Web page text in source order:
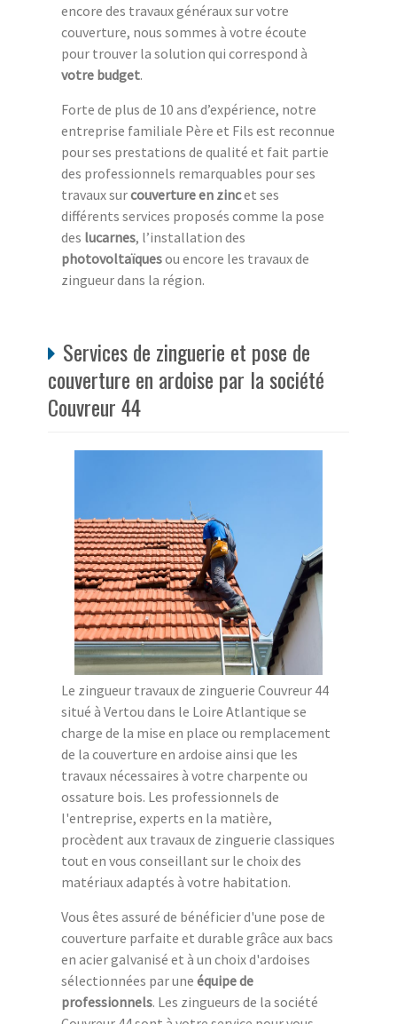
encore des travaux généraux sur votre
couverture, nous sommes à votre écoute
pour trouver la solution qui correspond à
votre budget.
Forte de plus de 10 ans d’expérience, notre
entreprise familiale Père et Fils est reconnue
pour ses prestations de qualité et fait partie
des professionnels remarquables pour ses
travaux surcouverture en zincet ses
différents services proposés comme la pose
des lucarnes, l’installation des
photovoltaïquesou encore les travaux de
zingueur dans la région.
Services de zinguerie et pose de
couverture en ardoise par la société
Couvreur 44
Le zingueur travaux de zinguerie Couvreur 44
situé à Vertou dans le Loire Atlantique se
charge de la mise en place ou remplacement
de la couverture en ardoise ainsi que les
travaux nécessaires à votre charpente ou
ossature bois. Les professionnels de
l'entreprise, experts en la matière,
procèdent aux travaux de zinguerie classiques
tout en vous conseillant sur le choix des
matériaux adaptés à votre habitation.
Vous êtes assuré de bénéficier d'une pose de
couverture parfaite et durable grâce aux bacs
en acier galvanisé et à un choix d'ardoises
sélectionnées par une équipe de
professionnels. Les zingueurs de la société